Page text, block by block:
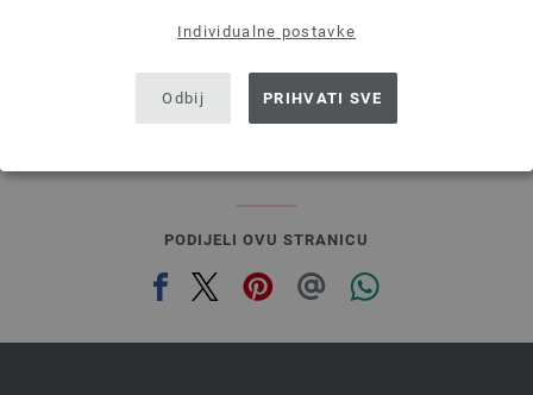
Individualne postavke
Odbij PRIHVATI SVE
7,75 $ - 9,76 $
next
PODIJELI OVU STRANICU